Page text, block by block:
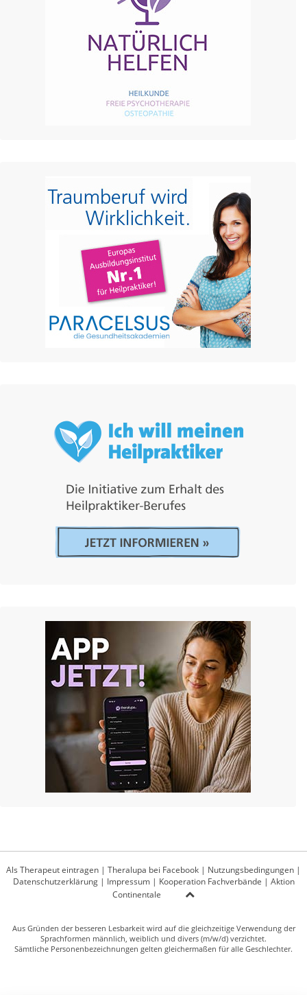
Als Therapeut eintragen | Theralupa bei Facebook | Nutzungsbedingungen |
Datenschutzerklärung| Impressum| Kooperation Fachverbände | Aktion
Continentale
Aus Gründen der besseren Lesbarkeit wird auf die gleichzeitige Verwendung der
Sprachformen männlich, weiblich und divers (m/w/d) verzichtet.
Sämtliche Personenbezeichnungen gelten gleichermaßen für alle Geschlechter.